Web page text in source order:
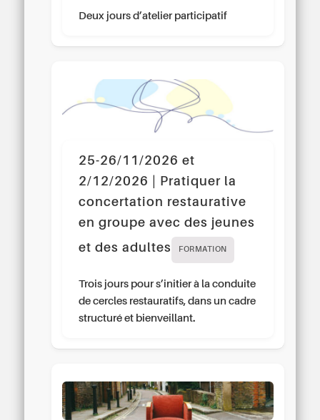
Deux jours d’atelier participatif
25-26/11/2026 et
2/12/2026 | Pratiquer la
concertation restaurative
en groupe avec des jeunes
et des adultes
FORMATION
Trois jours pour s’initier à la conduite
de cercles restauratifs, dans un cadre
structuré et bienveillant.